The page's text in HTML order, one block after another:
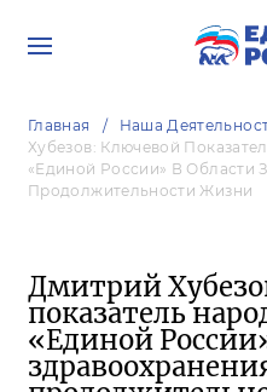
Главная Наша
Хубезов: Ключевой
«Единой России» В Области
Продолжительности Жизни
Дмитрий
показатель
«Единой